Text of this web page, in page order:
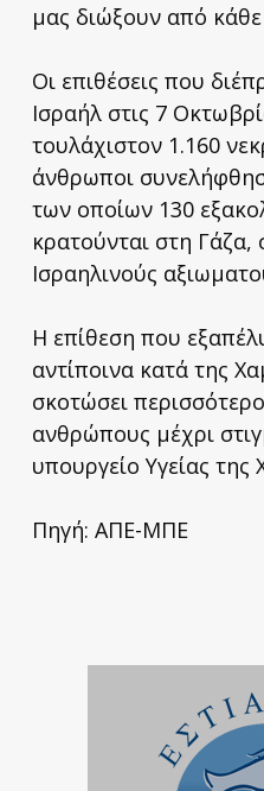
μας διώξουν από
Οι επιθέσεις που
Ισραήλ στις 7
τουλάχιστον 1.160
άνθρωποι
των οποίων 130
κρατούνται στη
Ισραηλινούς
Η επίθεση που
αντίποινα κατά της
σκοτώσει
ανθρώπους μέχρι
υπουργείο Υγείας της
Πηγή: ΑΠΕ-ΜΠΕ